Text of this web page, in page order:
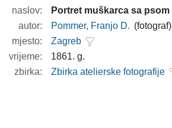
naslov:
Portret muškarca sa psom
autor:
Pommer, Franjo D. (fotograf)
mjesto:
Zagreb
vrijeme:
1861. g.
zbirka:
Zbirka atelierske fotografije